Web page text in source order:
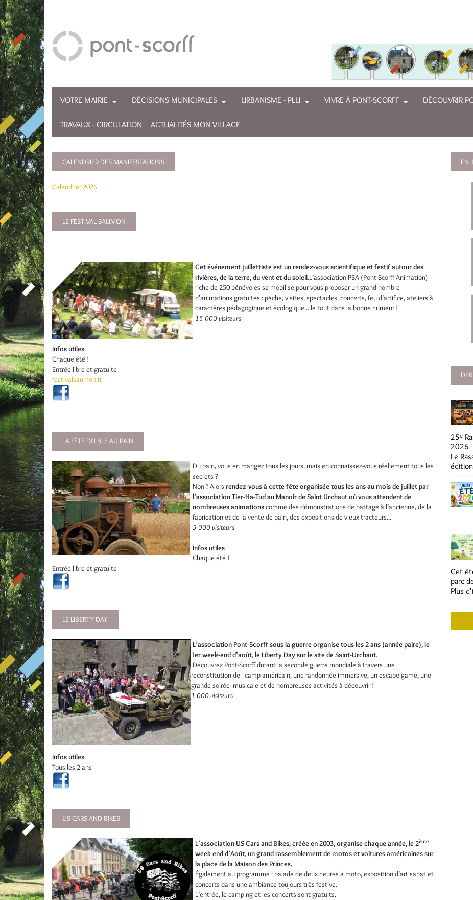
VOTRE MAIRIE DÉCISIONS MUNICIPALES URBANISME - PLU VIVRE À PONT-SCORFF DÉCOUVRIR
TRAVAUX - CIRCULATION ACTUALITÉS MON VILLAGE
CALENDRIER DES MANIFESTATIONS
Calendrier 2026
LE FESTIVAL SAUMON
Cet événement juillettiste est un rendez-vous scientifique et festif autour des
rivières, de la terre, du vent et du soleil.L’association PSA (Pont-Scorff Animation)
riche de 250 bénévoles se mobilise pour vous proposer un grand nombre
d’animations gratuites : pêche, visites, spectacles, concerts, feu d’artifice, ateliers à
caractères pédagogique et écologique... le tout dans la bonne humeur !
15 000 visiteurs
Infos utiles
Chaque été !
Entrée libre et gratuite
festivalsaumon.fr
LA FÊTE DU BLE AU PAIN
Du pain, vous en mangez tous les jours, mais en connaissez-vous réellement tous les
secrets ?
Non ? Alors rendez-vous à cette fête organisée tous les ans au mois de juillet par
l’association Tier-Ha-Tud au Manoir de Saint Urchaut où vous attendent de
nombreuses animationscomme des démonstrations de battage à l’ancienne, de la
fabrication et de la vente de pain, des expositions de vieux tracteurs...
5 000 visiteurs
Infos utiles
Chaque été !
Entrée libre et gratuite
LE LIBERTY DAY
L’association Pont-Scorff sous la guerre organise tous les 2 ans (année paire), le
1er week-end d’août, le Liberty Day sur le site de Saint-Urchaut.
Découvrez Pont-Scorff durant la seconde guerre mondiale à travers une
reconstitution de camp américain, une randonnée immersive, un escape game, une
grande soirée musicale et de nombreuses activités à découvrir !
1 000 visiteurs
Infos utiles
Tous les 2 ans
US CARS AND BIKES
L’association US Cars and Bikes, créée en 2003, organise chaque année, le 2ème
week end d’Août, un grand rassemblement de motos et voitures américaines sur
la place de la Maison des Princes.
Également au programme : balade de deux heures à moto, exposition d’artisanat et
concerts dans une ambiance toujours très festive.
L’entrée, le camping et les concerts sont gratuits.
EN
25ᵉ
2026
Le
Cet
parc
Plus